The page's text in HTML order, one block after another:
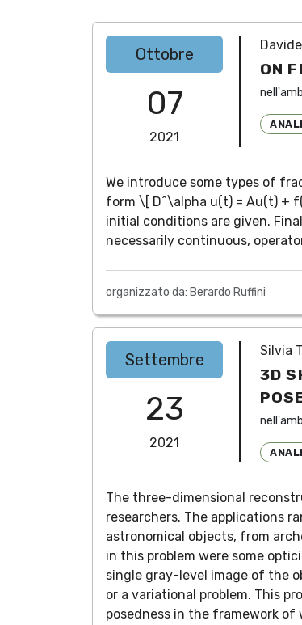
Ottobre
07
2021
ON
We introduce some types of
form \[ D^\alpha u(t) = Au(t) +
initial conditions are given.
necessarily continuous,
organizzato da: Berardo Ruffini
Settembre
23
2021
Silvia
3D
The three-dimensional
researchers. The applications
astronomical objects, from
in this problem were some
single gray-level image of the
or a variational problem. This
posedness in the framework of